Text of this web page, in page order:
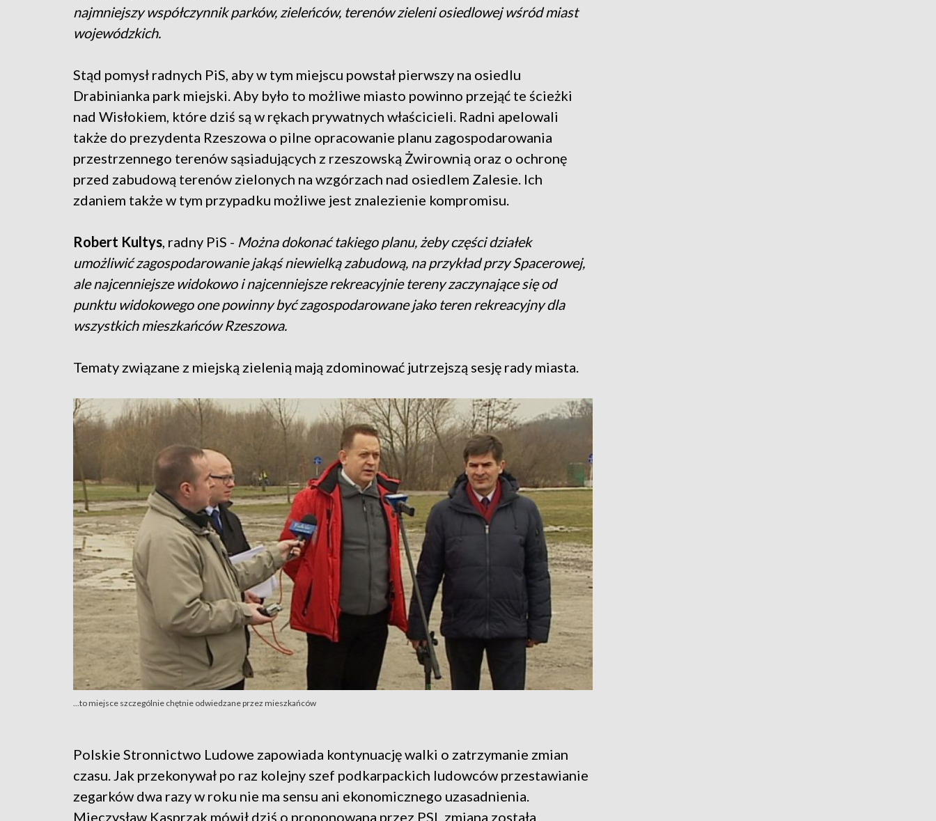
najmniejszy współczynnik parków, zieleńców, terenów zieleni osiedlowej wśród miast
wojewódzkich.
Stąd pomysł radnych PiS, aby w tym miejscu powstał pierwszy na osiedlu
Drabinianka park miejski. Aby było to możliwe miasto powinno przejąć te ścieżki
nad Wisłokiem, które dziś są w rękach prywatnych właścicieli. Radni apelowali
także do prezydenta Rzeszowa o pilne opracowanie planu zagospodarowania
przestrzennego terenów sąsiadujących z rzeszowską Żwirownią oraz o ochronę
przed zabudową terenów zielonych na wzgórzach nad osiedlem Zalesie. Ich
zdaniem także w tym przypadku możliwe jest znalezienie kompromisu.
Robert Kultys , radny PiS - Można dokonać takiego planu, żeby części działek
umożliwić zagospodarowanie jakąś niewielką zabudową, na przykład przy Spacerowej,
ale najcenniejsze widokowo i najcenniejsze rekreacyjnie tereny zaczynające się od
punktu widokowego one powinny być zagospodarowane jako teren rekreacyjny dla
wszystkich mieszkańców Rzeszowa.
Tematy związane z miejską zielenią mają zdominować jutrzejszą sesję rady miasta.
...to miejsce szczególnie chętnie odwiedzane przez mieszkańców
Polskie Stronnictwo Ludowe zapowiada kontynuację walki o zatrzymanie zmian
czasu. Jak przekonywał po raz kolejny szef podkarpackich ludowców przestawianie
zegarków dwa razy w roku nie ma sensu ani ekonomicznego uzasadnienia.
Mieczysław Kasprzak mówił dziś o proponowana przez PSL zmiana została